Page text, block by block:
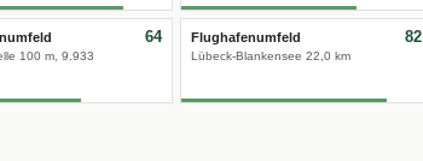
100 m, 9.933
64 Flughafenumfeld
Lübeck-Blankensee 22,0 km
82